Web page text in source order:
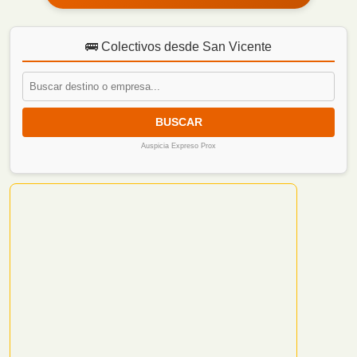
🚌 Colectivos desde San Vicente
BUSCAR
Auspicia Expreso Prox